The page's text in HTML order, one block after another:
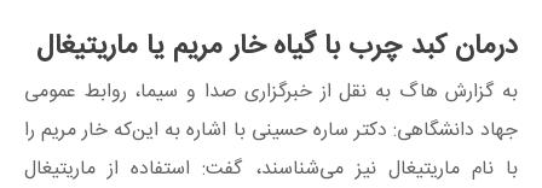
درمان کبد چرب با گیاه خار مریم یا ماریتیغال
به گزارش هاگ به نقل از خبرگزاری صدا و سیما، روابط عمومی
جهاد دانشگاهی: دکتر ساره حسینی با اشاره به این‌که خار مریم را
با نام ماریتیغال نیز می‌شناسند، گفت: استفاده از ماریتیغال